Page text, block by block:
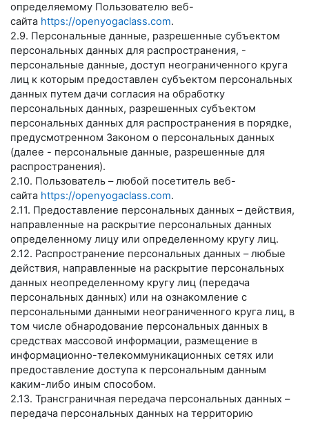
определяемому Пользователю веб-
сайта https://openyogaclass.com.
2.9. Персональные данные, разрешенные субъектом
персональных данных для распространения, -
персональные данные, доступ неограниченного круга
лиц к которым предоставлен субъектом персональных
данных путем дачи согласия на обработку
персональных данных, разрешенных субъектом
персональных данных для распространения в порядке,
предусмотренном Законом о персональных данных
(далее - персональные данные, разрешенные для
распространения).
2.10. Пользователь – любой посетитель веб-
сайта https://openyogaclass.com.
2.11. Предоставление персональных данных – действия,
направленные на раскрытие персональных данных
определенному лицу или определенному кругу лиц.
2.12. Распространение персональных данных – любые
действия, направленные на раскрытие персональных
данных неопределенному кругу лиц (передача
персональных данных) или на ознакомление с
персональными данными неограниченного круга лиц, в
том числе обнародование персональных данных в
средствах массовой информации, размещение в
информационно-телекоммуникационных сетях или
предоставление доступа к персональным данным
каким-либо иным способом.
2.13. Трансграничная передача персональных данных –
передача персональных данных на территорию